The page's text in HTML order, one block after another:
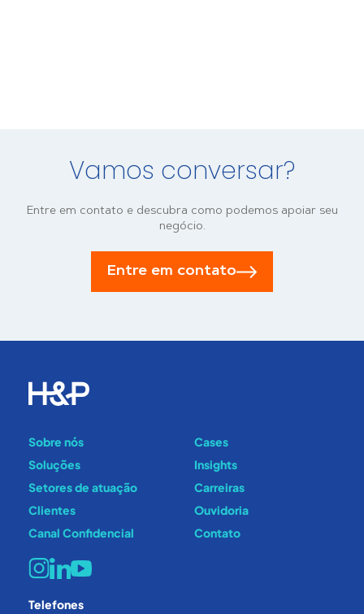
Vamos conversar?
Entre em contato e descubra como podemos apoiar seu
negócio.
Entre em contato
Sobre nós
Soluções
Setores de atuação
Clientes
Canal Confidencial
Cases
Insights
Carreiras
Ouvidoria
Contato
Telefones